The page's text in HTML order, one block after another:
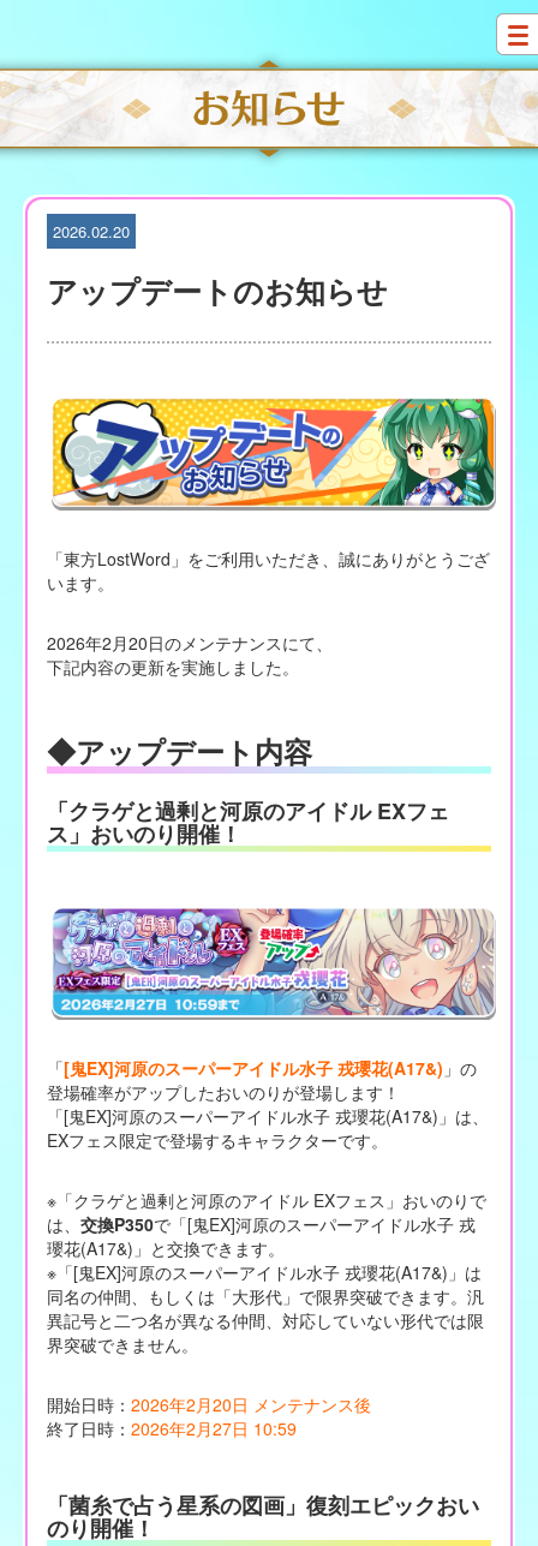
i
p
t
o
c
2026.02.20
アップデートのお知らせ
「東方LostWord」をご利用いただき、誠にありがとうござ
います。
2026年2月20日のメンテナンスにて、
下記内容の更新を実施しました。
◆アップデート内容
「クラゲと過剰と河原のアイドル EXフェ
ス」おいのり開催！
「[鬼EX]河原のスーパーアイドル水子 戎瓔花(A17&) 」の
登場確率がアップしたおいのりが登場します！
「[鬼EX]河原のスーパーアイドル水子 戎瓔花(A17&)」は、
EXフェス限定で登場するキャラクターです。
※「クラゲと過剰と河原のアイドル EXフェス」おいのりで
は、 交換P350で「[鬼EX]河原のスーパーアイドル水子 戎
瓔花(A17&)」と交換できます。
※「[鬼EX]河原のスーパーアイドル水子 戎瓔花(A17&)」は
同名の仲間、もしくは「大形代」で限界突破できます。汎
異記号と二つ名が異なる仲間、対応していない形代では限
界突破できません。
開始日時： 2026年2月20日 メンテナンス後
終了日時： 2026年2月27日 10:59
「菌糸で占う星系の図画」復刻エピックおい
のり開催！